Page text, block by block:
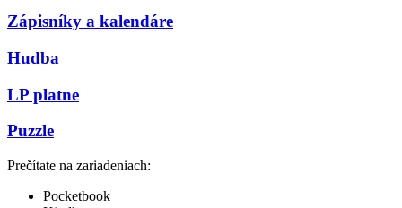
Zápisníky a kalendáre
Hudba
LP platne
Puzzle
Prečítate na zariadeniach:
Pocketbook